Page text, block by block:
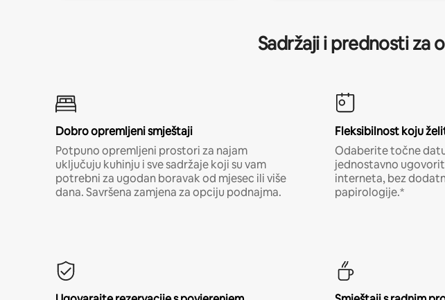
Sadržaji i prednosti za
Dobro opremljeni smještaji
Potpuno opremljeni prostori za najam
uključuju kuhinju i sve sadržaje koji su vam
potrebni za ugodan boravak od mjesec ili više
dana. Savršena zamjena za opciju podnajma.
Fleksibilnost koju
Odaberite točne
jednostavno
interneta, bez
papirologije.*